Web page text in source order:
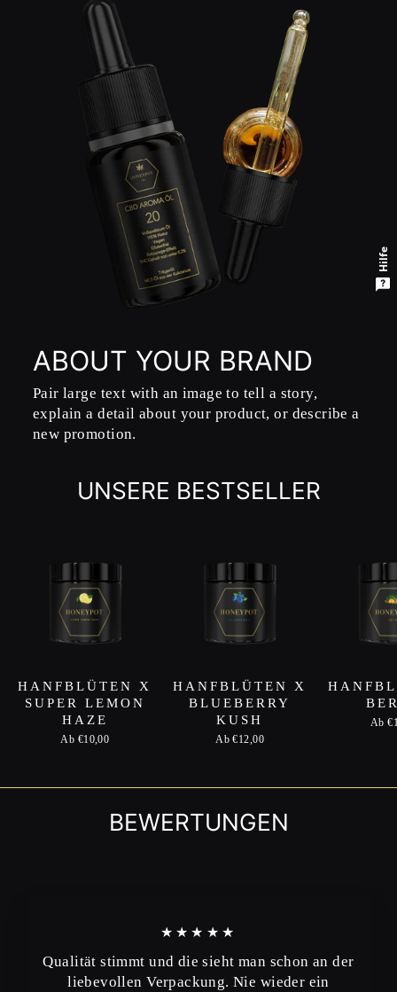
ABOUT YOUR BRAND
Pair large text with an image to tell a story,
explain a detail about your product, or describe a
new promotion.
UNSERE BESTSELLER
HANFBLÜTEN X
SUPER LEMON
HAZE
Ab €10,00
HANFBLÜTEN X
BLUEBERRY
KUSH
Ab €12,00
Ab
BEWERTUNGEN
★★★★★
Qualität stimmt und die sieht man schon an der
liebevollen Verpackung. Nie wieder ein
Hilfe